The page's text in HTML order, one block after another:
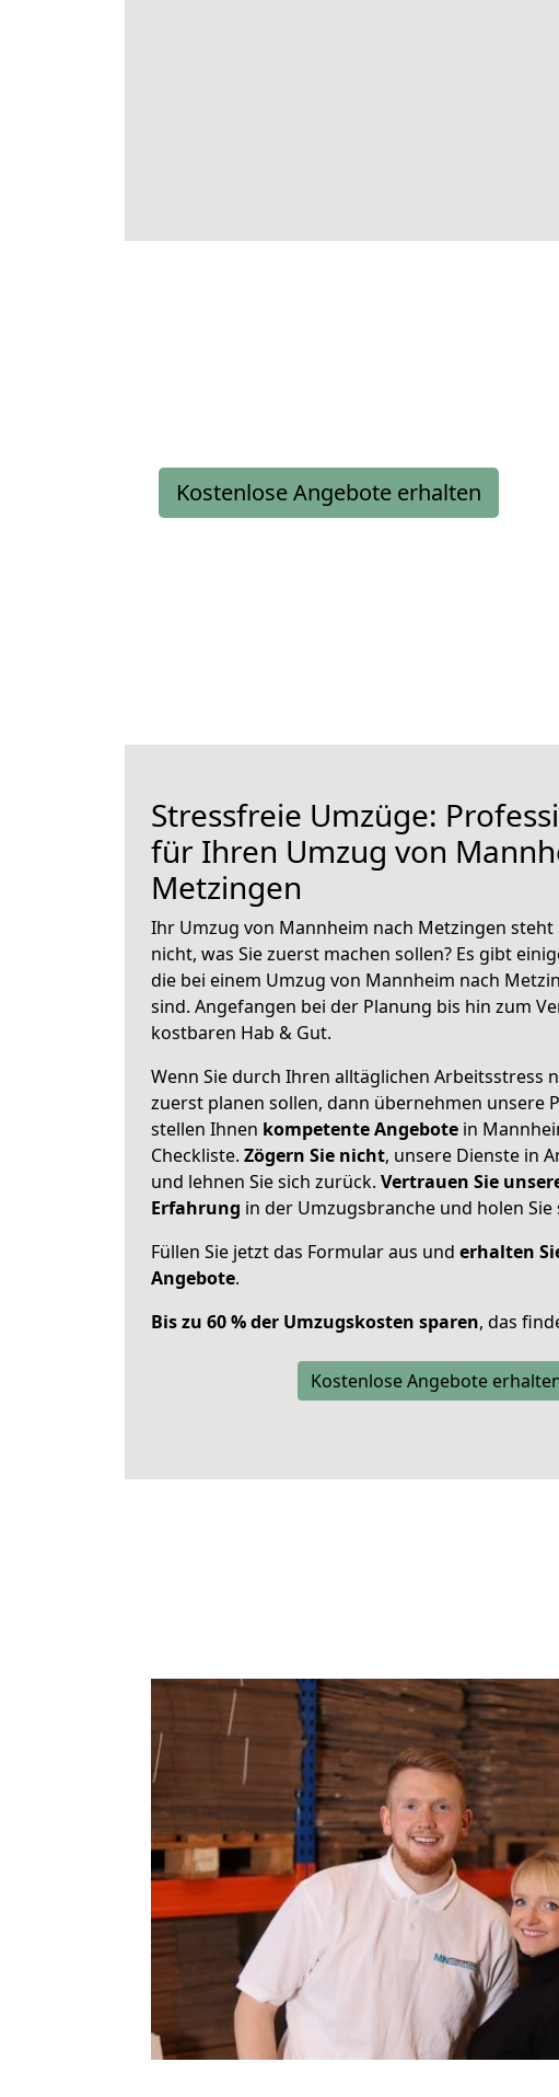
Kostenlose Angebote erhalten
Stressfreie Umzüge:
für Ihren Umzug von
Metzingen
Ihr Umzug von Mannheim nach Metzingen steht
nicht, was Sie zuerst machen sollen? Es gibt
die bei einem Umzug von Mannheim nach
sind. Angefangen bei der Planung bis hin zum
kostbaren Hab & Gut.
Wenn Sie durch Ihren alltäglichen Arbeitsstress
zuerst planen sollen, dann übernehmen unsere
stellen Ihnen kompetente Angebote in
Checkliste. Zögern Sie nicht, unsere Dienste in
und lehnen Sie sich zurück. Vertrauen Sie
Erfahrung in der Umzugsbranche und holen Sie
Füllen Sie jetzt das Formular aus und erhalten
Angebote.
Bis zu 60 % der Umzugskosten sparen, das
Kostenlose Angebote